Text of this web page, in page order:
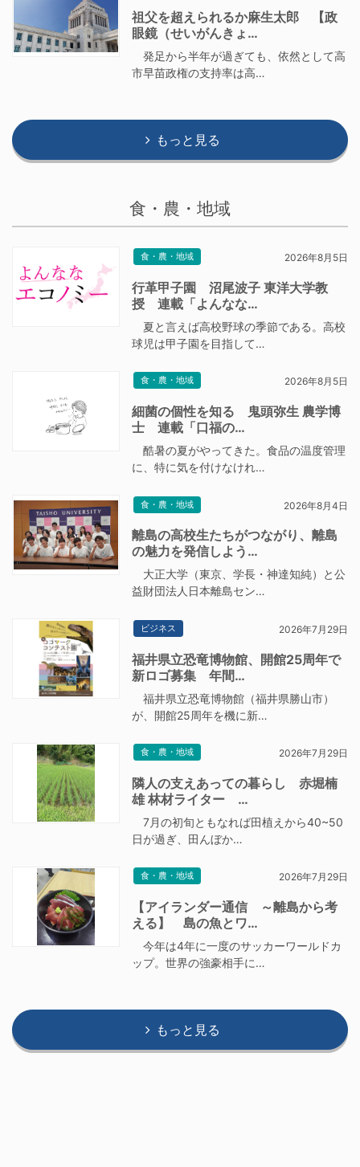
祖父を超えられるか麻生太郎 【政
眼鏡（せいがんきょ…
発足から半年が過ぎても、依然として高
市早苗政権の支持率は高…
もっと見る
食・農・地域
食・農・地域 2026年8月5日
行革甲子園 沼尾波子 東洋大学教
授 連載「よんなな…
夏と言えば高校野球の季節である。高校
球児は甲子園を目指して…
食・農・地域 2026年8月5日
細菌の個性を知る 鬼頭弥生 農学博
士 連載「口福の…
酷暑の夏がやってきた。食品の温度管理
に、特に気を付けなけれ…
食・農・地域 2026年8月4日
離島の高校生たちがつながり、離島
の魅力を発信しよう…
大正大学（東京、学長・神達知純）と公
益財団法人日本離島セン…
ビジネス 2026年7月29日
福井県立恐竜博物館、開館25周年で
新ロゴ募集 年間…
福井県立恐竜博物館（福井県勝山市）
が、開館25周年を機に新…
食・農・地域 2026年7月29日
隣人の支えあっての暮らし 赤堀楠
雄 林材ライター …
7月の初旬ともなれば田植えから40~50
日が過ぎ、田んぼか…
食・農・地域 2026年7月29日
【アイランダー通信 ～離島から考
える】 島の魚とワ…
今年は4年に一度のサッカーワールドカ
ップ。世界の強豪相手に…
もっと見る